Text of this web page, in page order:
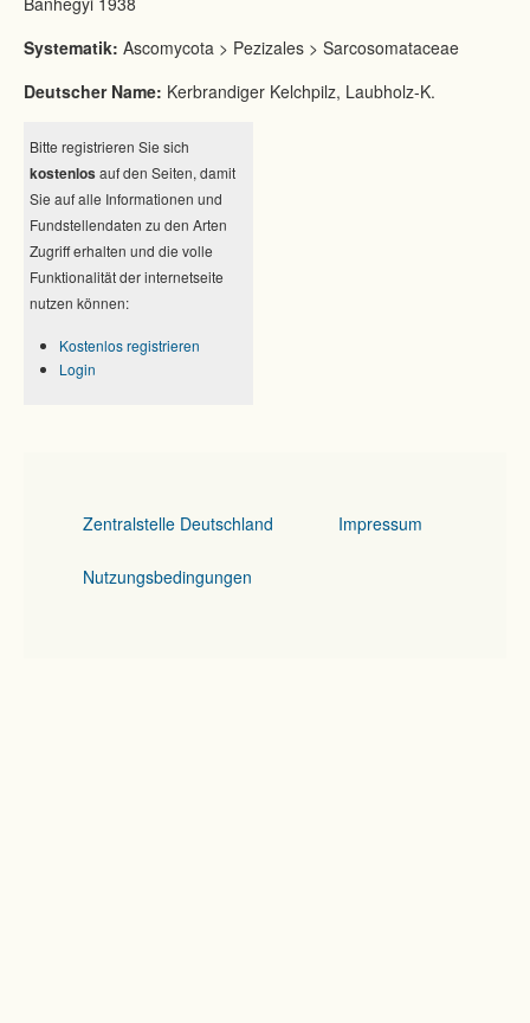
Systematik: Ascomycota > Pezizales > Sarcosomataceae
Deutscher Name: Kerbrandiger Kelchpilz, Laubholz-K.
Bitte registrieren Sie sich
kostenlos auf den Seiten, damit
Sie auf alle Informationen und
Fundstellendaten zu den Arten
Zugriff erhalten und die volle
Funktionalität der internetseite
nutzen können:
Kostenlos registrieren
Login
Zentralstelle Deutschland Impressum
Nutzungsbedingungen